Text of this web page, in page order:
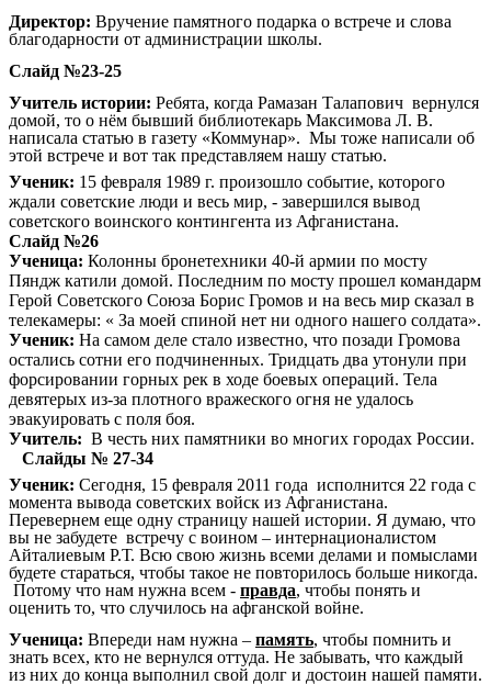
Директор: Вручение памятного подарка о встрече и слова
благодарности от администрации школы.
Слайд №23-25
Учитель истории: Ребята, когда Рамазан Талапович вернулся
домой, то о нём бывший библиотекарь Максимова Л. В.
написала статью в газету «Коммунар». Мы тоже написали об
этой встрече и вот так представляем нашу статью.
Ученик: 15 февраля 1989 г. произошло событие, которого
ждали советские люди и весь мир, - завершился вывод
советского воинского контингента из Афганистана.
Слайд №26
Ученица: Колонны бронетехники 40-й армии по мосту
Пяндж катили домой. Последним по мосту прошел командарм
Герой Советского Союза Борис Громов и на весь мир сказал в
телекамеры: « За моей спиной нет ни одного нашего солдата».
Ученик: На самом деле стало известно, что позади Громова
остались сотни его подчиненных. Тридцать два утонули при
форсировании горных рек в ходе боевых операций. Тела
девятерых из-за плотного вражеского огня не удалось
эвакуировать с поля боя.
Учитель: В честь них памятники во многих городах России.
Слайды № 27-34
Ученик: Сегодня, 15 февраля 2011 года исполнится 22 года с
момента вывода советских войск из Афганистана.
Перевернем еще одну страницу нашей истории. Я думаю, что
вы не забудете встречу с воином – интернационалистом
Айталиевым Р.Т. Всю свою жизнь всеми делами и помыслами
будете стараться, чтобы такое не повторилось больше никогда.
Потому что нам нужна всем - правда, чтобы понять и
оценить то, что случилось на афганской войне.
Ученица: Впереди нам нужна – память, чтобы помнить и
знать всех, кто не вернулся оттуда. Не забывать, что каждый
из них до конца выполнил свой долг и достоин нашей памяти.